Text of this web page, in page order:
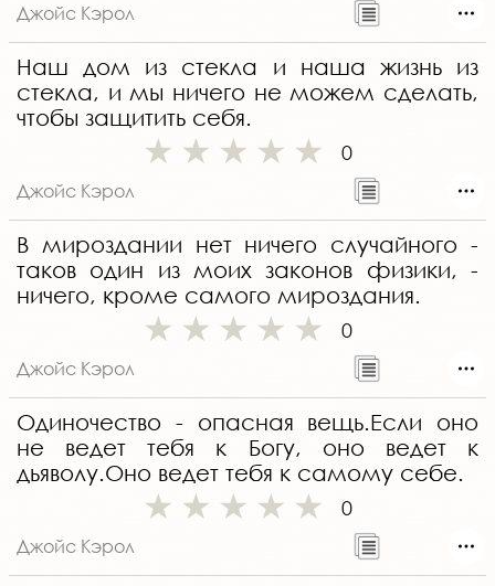
Джойс Кэрол
Наш дом из стекла и наша жизнь из
стекла, и мы ничего не можем сделать,
чтобы защитить себя.
0
Джойс Кэрол
В мироздании нет ничего случайного -
таков один из моих законов физики, -
ничего, кроме самого мироздания.
0
Джойс Кэрол
Одиночество - опасная вещь.Если оно
не ведет тебя к Богу, оно ведет к
дьяволу.Оно ведет тебя к самому себе.
0
Джойс Кэрол